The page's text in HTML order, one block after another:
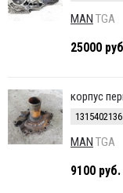
MAN TGA
25000
корпус
1315402136
MAN TGA
9100 руб.